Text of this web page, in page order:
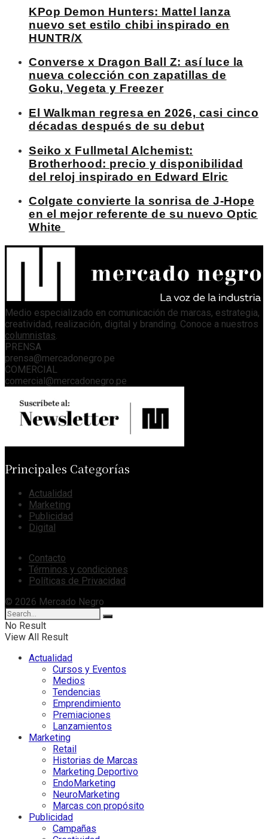
KPop Demon Hunters: Mattel lanza
nuevo set estilo chibi inspirado en
HUNTR/X
Converse x Dragon Ball Z: así luce la
nueva colección con zapatillas de
Goku, Vegeta y Freezer
El Walkman regresa en 2026, casi cinco
décadas después de su debut
Seiko x Fullmetal Alchemist:
Brotherhood: precio y disponibilidad
del reloj inspirado en Edward Elric
Colgate convierte la sonrisa de J-Hope
en el mejor referente de su nuevo Optic
White
Medio especializado en comunicación de marcas, estrategia,
creatividad, realización, digital y branding. Conoce a nuestros
columnistas.
PRENSA
prensa@mercadonegro.pe
COMERCIAL
comercial@mercadonegro.pe
Principales Categorías
Actualidad
Marketing
Publicidad
Digital
Contacto
Términos y condiciones
Políticas de Privacidad
© 2026 Mercado Negro
No Result
View All Result
Actualidad
Cursos y Eventos
Medios
Tendencias
Emprendimiento
Premiaciones
Lanzamientos
Marketing
Retail
Historias de Marcas
Marketing Deportivo
EndoMarketing
NeuroMarketing
Marcas con propósito
Publicidad
Campañas